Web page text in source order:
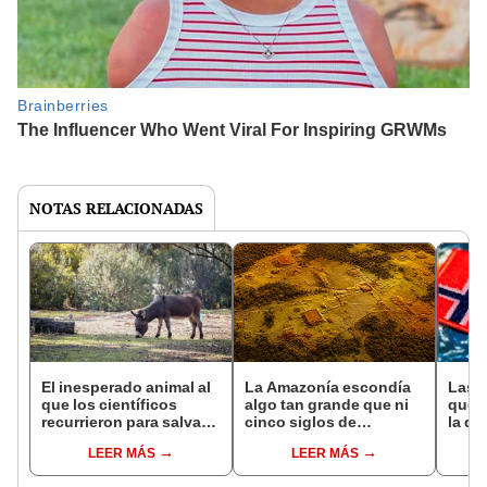
NOTAS RELACIONADAS
El inesperado animal al
que los científicos
recurrieron para salvar
reintroducción de un
asno salvaje está
LEER MÁS
La Amazonía escondía
algo tan grande que ni
cinco siglos de
encontrarlo: el hallazgo
podría cambiar todo lo
LEER MÁS
Las
que
la de